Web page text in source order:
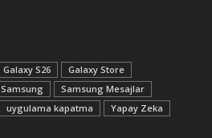
Galaxy S26
Galaxy Store
Samsung
Samsung Mesajlar
uygulama kapatma Yapay Zeka